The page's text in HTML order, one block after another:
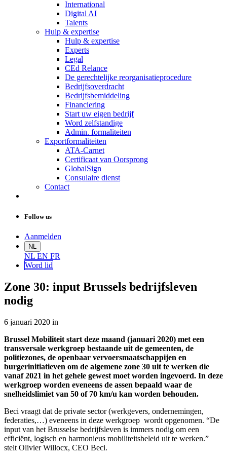
International
Digital AI
Talents
Hulp & expertise
Hulp & expertise
Experts
Legal
CEd Relance
De gerechtelijke reorganisatieprocedure
Bedrijfsoverdracht
Bedrijfsbemiddeling
Financiering
Start uw eigen bedrijf
Word zelfstandige
Admin. formaliteiten
Exportformaliteiten
ATA-Carnet
Certificaat van Oorsprong
GlobalSign
Consulaire dienst
Contact
Follow us
Aanmelden
NL
NL EN FR
Word lid
Zone 30: input Brussels bedrijfsleven
nodig
6 januari 2020 in
Brussel Mobiliteit start deze maand (januari 2020) met een
transversale werkgroep bestaande uit de gemeenten, de
politiezones, de openbaar vervoersmaatschappijen en
burgerinitiatieven om de algemene zone 30 uit te werken die
vanaf 2021 in het gehele gewest moet worden ingevoerd. In deze
werkgroep worden eveneens de assen bepaald waar de
snelheidslimiet van 50 of 70 km/u kan worden behouden.
Beci vraagt dat de private sector (werkgevers, ondernemingen,
federaties,…) eveneens in deze werkgroep wordt opgenomen. “De
input van het Brusselse bedrijfsleven is immers nodig om een
efficiënt, logisch en harmonieus mobiliteitsbeleid uit te werken.”
stelt Olivier Willocx, CEO Beci.